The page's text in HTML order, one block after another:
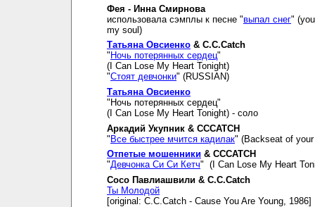
Фея - Инна Смирнова
использовала сэмплы к песне "выпал снег"
my soul)
Татьяна Овсиенко & C.C.Catch
" Ночь потерянных сердец"
(I Can Lose My Heart Tonight)
"Стоят девчонки" (RUSSIAN)
Татьяна Овсиенко
"Ночь потерянных сердец"
(I Can Lose My Heart Tonight) - соло
Аркадий Укупник & CCCATCH
"Все быстрее мчится кадилак" (Backseat of
Отпетые мошенники & CCCATCH
"Девчонка Си Си Кетч" (I Can Lose My Heart
Сосо Павлиашвили & C.C.Catch
Ты Молодой
[original: C.C.Catch - Cause You Are Young, 1986]